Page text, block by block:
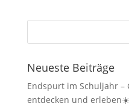
Neueste Beiträge
Endspurt im Schuljahr –
entdecken und erleben☀️